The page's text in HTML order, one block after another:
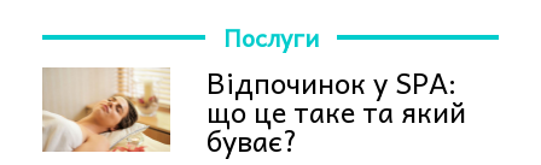
Послуги
Відпочинок у SPA:
що це таке та який
буває?